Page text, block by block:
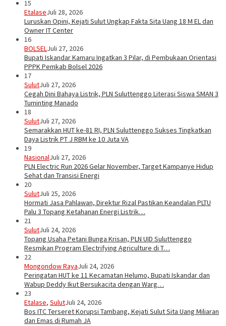
15
EtalaseJuli 28, 2026
Luruskan Opini, Kejati Sulut Ungkap Fakta Sita Uang 18 M EL dan
Owner IT Center
16
BOLSELJuli 27, 2026
Bupati Iskandar Kamaru Ingatkan 3 Pilar, di Pembukaan Orientasi
PPPK Pemkab Bolsel 2026
17
SulutJuli 27, 2026
Cegah Dini Bahaya Listrik, PLN Suluttenggo Literasi Siswa SMAN 3
Tuminting Manado
18
SulutJuli 27, 2026
Semarakkan HUT ke-81 RI, PLN Suluttenggo Sukses Tingkatkan
Daya Listrik PT J RBM ke 10 Juta VA
19
NasionalJuli 27, 2026
PLN Electric Run 2026 Gelar November, Target Kampanye Hidup
Sehat dan Transisi Energi
20
SulutJuli 25, 2026
Hormati Jasa Pahlawan, Direktur Rizal Pastikan Keandalan PLTU
Palu 3 Topang Ketahanan Energi Listrik…
21
SulutJuli 24, 2026
Topang Usaha Petani Bunga Krisan, PLN UID Suluttenggo
Resmikan Program Electrifying Agriculture di T…
22
Mongondow RayaJuli 24, 2026
Peringatan HUT ke 11 Kecamatan Helumo, Bupati Iskandar dan
Wabup Deddy Ikut Bersukacita dengan Warg…
23
Etalase, SulutJuli 24, 2026
Bos ITC Terseret Korupsi Tambang, Kejati Sulut Sita Uang Miliaran
dan Emas di Rumah JA